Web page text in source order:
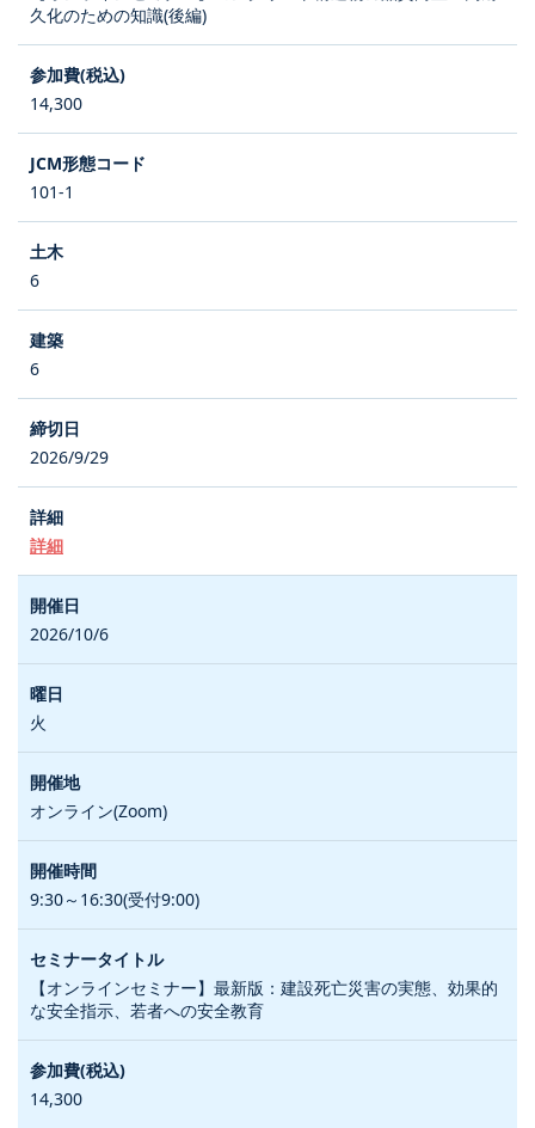
久化のための知識(後編)
14,300
101-1
6
6
2026/9/29
詳細
2026/10/6
火
オンライン(Zoom)
9:30～16:30(受付9:00)
【オンラインセミナー】最新版：建設死亡災害の実態、効果的
な安全指示、若者への安全教育
14,300